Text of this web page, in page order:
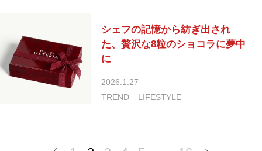
シェフの記憶から紡ぎ出され
た、贅沢な8粒のショコラに夢中
に
2026.1.27
TREND
LIFESTYLE